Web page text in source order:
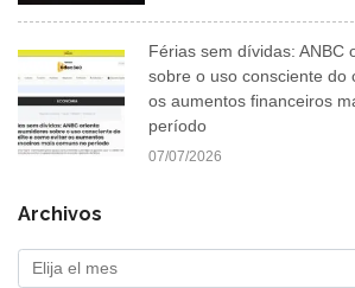
Férias sem dívidas: ANBC
sobre o uso consciente do
os aumentos financeiros
período
07/07/2026
Archivos